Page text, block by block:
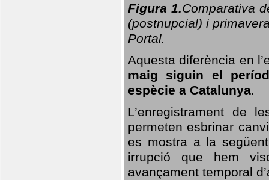
Figura 1.Comparativa
(postnupcial) i
Portal.
Aquesta diferència en
maig siguin el
espècie a Catalunya.
L’enregistrament de
permeten esbrinar
es mostra a la
irrupció que hem
avançament temporal